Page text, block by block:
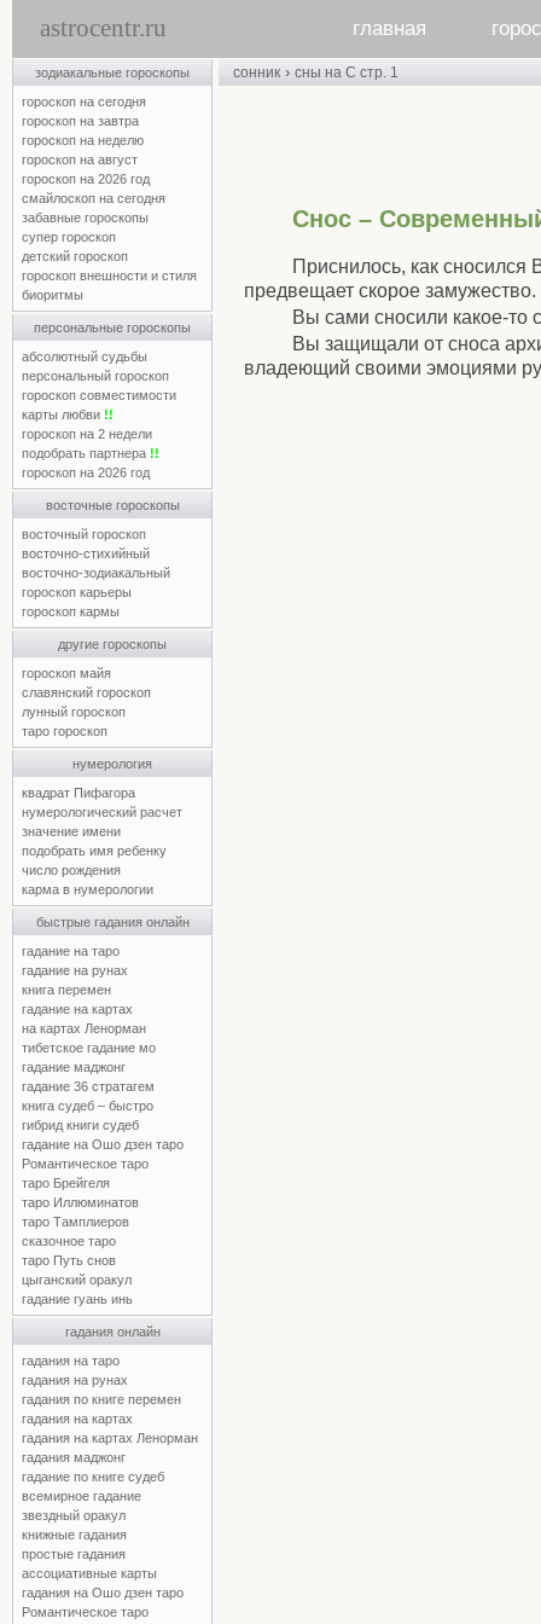
astrocentr.ru главная
зодиакальные гороскопы
гороскоп на сегодня
гороскоп на завтра
гороскоп на неделю
гороскоп на август
гороскоп на 2026 год
смайлоскоп на сегодня
забавные гороскопы
супер гороскоп
детский гороскоп
гороскоп внешности и стиля
биоритмы
персональные гороскопы
абсолютный судьбы
персональный гороскоп
гороскоп совместимости
карты любви !!
гороскоп на 2 недели
подобрать партнера !!
гороскоп на 2026 год
восточные гороскопы
восточный гороскоп
восточно-стихийный
восточно-зодиакальный
гороскоп карьеры
гороскоп кармы
другие гороскопы
гороскоп майя
славянский гороскоп
лунный гороскоп
таро гороскоп
нумерология
квадрат Пифагора
нумерологический расчет
значение имени
подобрать имя ребенку
число рождения
карма в нумерологии
быстрые гадания онлайн
гадание на таро
гадание на рунах
книга перемен
гадание на картах
на картах Ленорман
тибетское гадание мо
гадание маджонг
гадание 36 стратагем
книга судеб – быстро
гибрид книги судеб
гадание на Ошо дзен таро
Романтическое таро
таро Брейгеля
таро Иллюминатов
таро Тамплиеров
сказочное таро
таро Путь снов
цыганский оракул
гадание гуань инь
гадания онлайн
гадания на таро
гадания на рунах
гадания по книге перемен
гадания на картах
гадания на картах Ленорман
гадания маджонг
гадание по книге судеб
всемирное гадание
звездный оракул
книжные гадания
простые гадания
ассоциативные карты
гадания на Ошо дзен таро
Романтическое таро
сонник › сны на С стр. 1
Снос –
Приснилось, как
предвещает скорое замужество.
Вы сами сносили какое-то
Вы защищали от сноса
владеющий своими эмоциями